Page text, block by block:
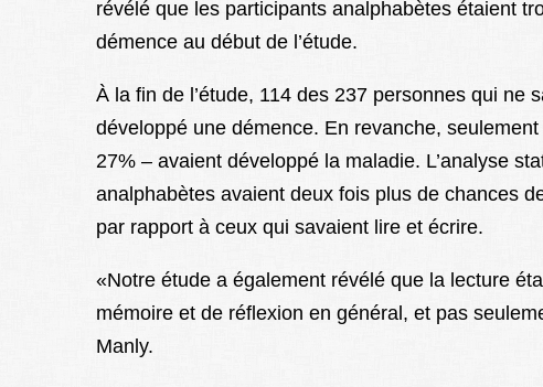
révélé que les participants analphabètes étaient
démence au début de l’étude.
À la fin de l’étude, 114 des 237 personnes qui ne
développé une démence. En revanche,
27% – avaient développé la maladie. L’analyse
analphabètes avaient deux fois plus de chances
par rapport à ceux qui savaient lire et écrire.
«Notre étude a également révélé que la lecture
mémoire et de réflexion en général, et pas
Manly.